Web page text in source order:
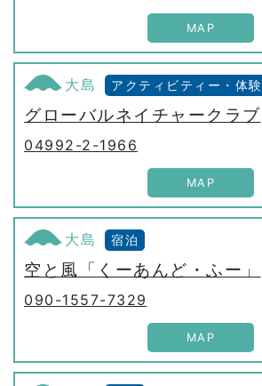
MAP
大島 アクティビティー・体験
グローバルネイチャークラブ
04992-2-1966
MAP
大島 宿泊
空と風「くーあんど・ふー」
090-1557-7329
MAP